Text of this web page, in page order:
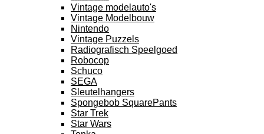
Vintage modelauto's
Vintage Modelbouw
Nintendo
Vintage Puzzels
Radiografisch Speelgoed
Robocop
Schuco
SEGA
Sleutelhangers
Spongebob SquarePants
Star Trek
Star Wars